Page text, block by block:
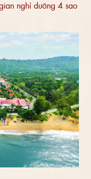
nghỉ dưỡng 4 sao